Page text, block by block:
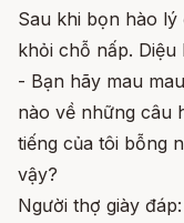
Sau khi bọn hào
khỏi chỗ nấp. Diệu
- Bạn hãy mau
nào về những câu
tiếng của tôi bỗng
vậy?
Người thợ giày đáp: